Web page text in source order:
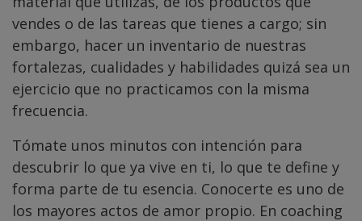
vendes o de las tareas que tienes a cargo; sin
embargo, hacer un inventario de nuestras
fortalezas, cualidades y habilidades quizá sea un
ejercicio que no practicamos con la misma
frecuencia.
Tómate unos minutos con intención para
descubrir lo que ya vive en ti, lo que te define y
forma parte de tu esencia. Conocerte es uno de
los mayores actos de amor propio. En coaching